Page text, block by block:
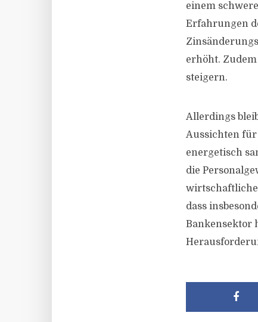
einem
Erfahrungen
erhöht.
steigern.
Allerdings
Aussichten
energetisch
die
wirtschaftliche
dass
Bankensektor